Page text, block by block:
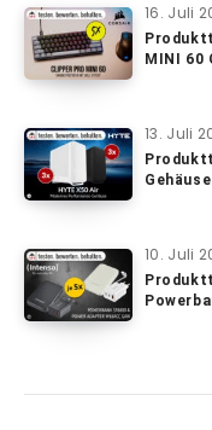
16. Juli
MINI 60
13. Juli
Gehäuse
10. Juli